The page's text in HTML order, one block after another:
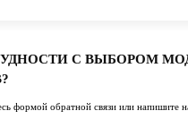
С ВЫБОРОМ
формой обратной связи или напишите